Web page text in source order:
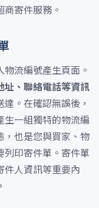
寄件服務。
流編號產生頁面。
址、聯絡電話等資訊
。在確認無誤後，
生一組獨特的物流編
，也是您與買家、物
列印寄件單。寄件單
件人資訊等重要內